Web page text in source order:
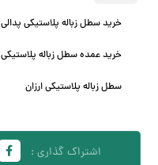
خرید سطل زباله پلاستیکی پدالی
خرید عمده سطل زباله پلاستیکی
سطل زباله پلاستیکی ارزان